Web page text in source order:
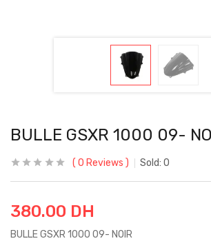
BULLE GSXR 1000 09-
0 Reviews Sold: 0
380.00 DH
BULLE GSXR 1000 09- NOIR